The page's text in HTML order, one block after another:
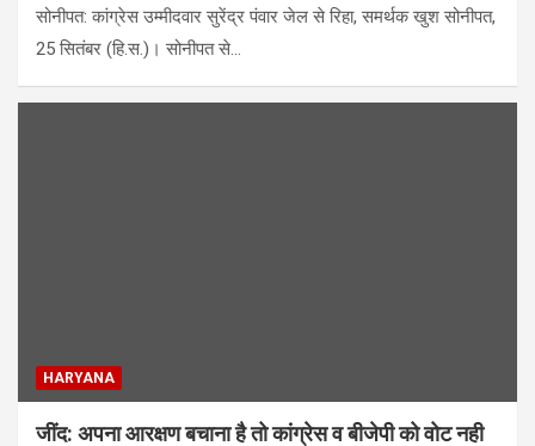
सोनीपत: कांग्रेस उम्मीदवार सुरेंद्र पंवार जेल से रिहा, समर्थक खुश सोनीपत,
25 सितंबर (हि.स.)। सोनीपत से…
HARYANA
जींद: अपना आरक्षण बचाना है तो कांग्रेस व बीजेपी को वोट नही